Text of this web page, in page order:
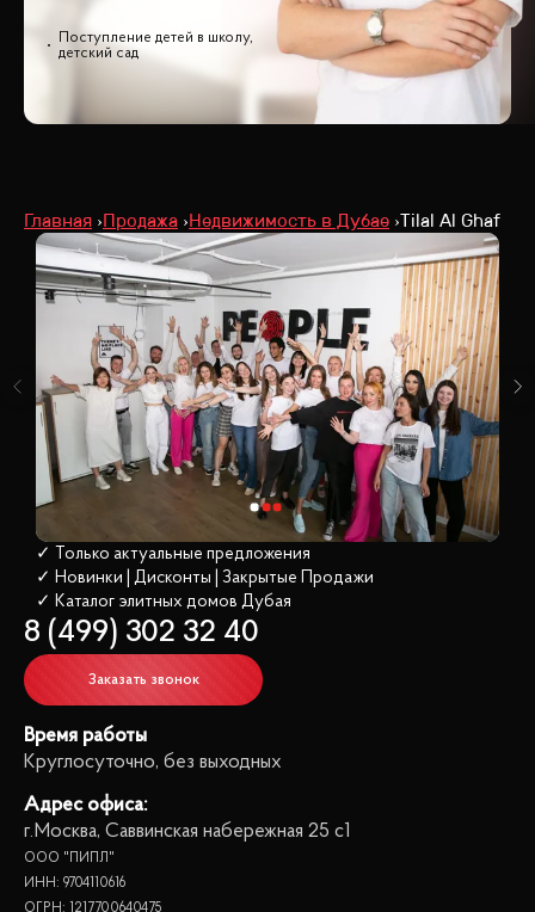
Поступление детей в школу,
детский сад
Главная Продажа Недвижимость в Дубае Tilal Al Ghaf
✓ Только актуальные предложения
✓ Новинки | Дисконты | Закрытые Продажи
✓ Каталог элитных домов Дубая
8 (499) 302 32 40
Заказать звонок
Время работы
Круглосуточно, без выходных
Адрес офиса:
г.Москва, Саввинская набережная 25 с1
ООО "ПИПЛ"
ИНН: 9704110616
ОГРН: 1217700640475